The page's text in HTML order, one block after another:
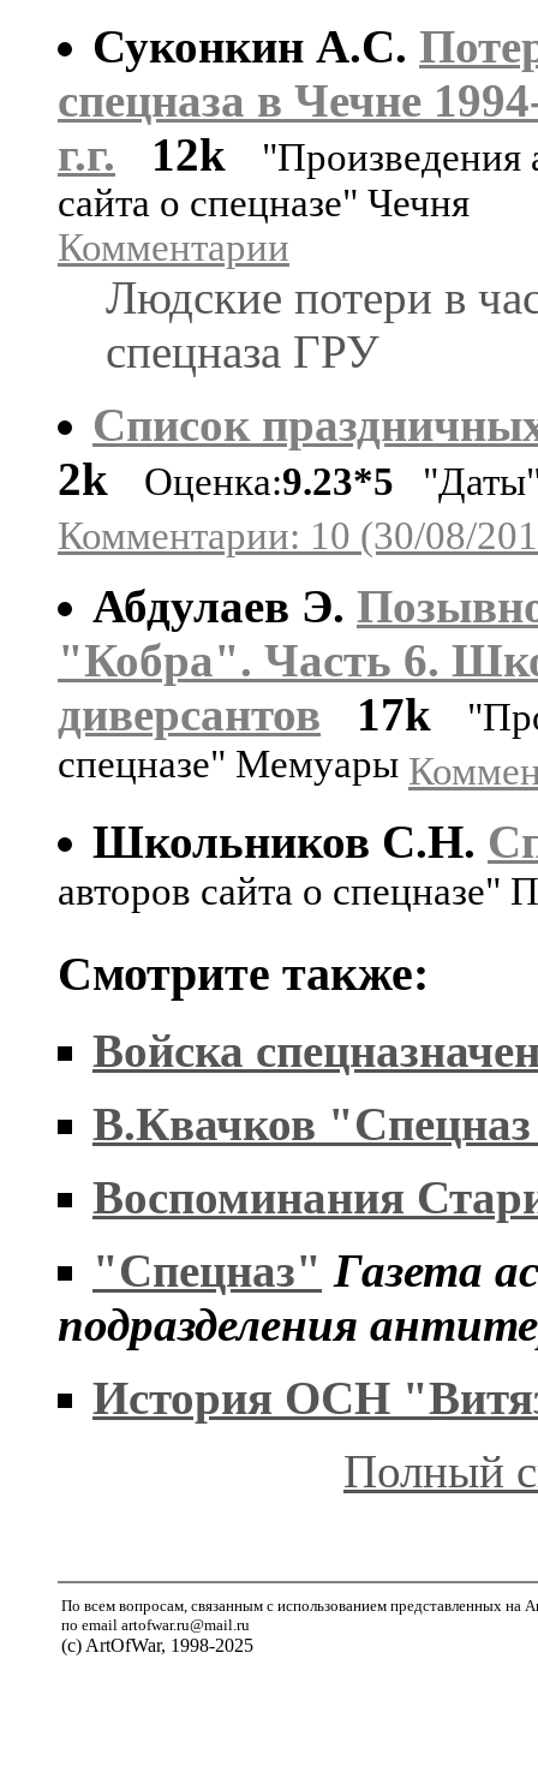
Суконкин А.С.
спецназа в Чечне
г.г.
12k
"Произведения
сайта о спецназе" Чечня
Комментарии
Людские потери в
спецназа ГРУ
Список
2k
Оценка:9.23*5
Комментарии: 10 (30/08/
Абдулаев Э.
"Кобра". Часть 6.
диверсантов
17k
спецназе" Мемуары
Школьников С.Н.
авторов сайта о спецназе"
Смотрите также:
Войска
В.Квачков
Воспоминания
"Спецназ" Газета
подразделения
История ОСН
Полный
По всем вопросам, связанным с использованием представленных на
по email artofwar.ru@mail.ru
(с) ArtOfWar, 1998-2025